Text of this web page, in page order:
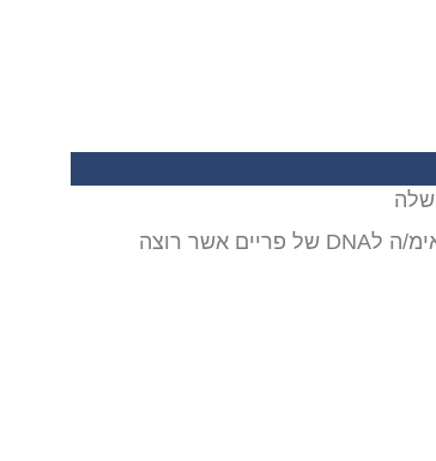
שלה
אנחנו מחפשים את יועצ/ת משכנתאות רציני/ת ,מנוסה ,איכותי/ת ומתאימ/ה לDNA של פריים אשר רוצה